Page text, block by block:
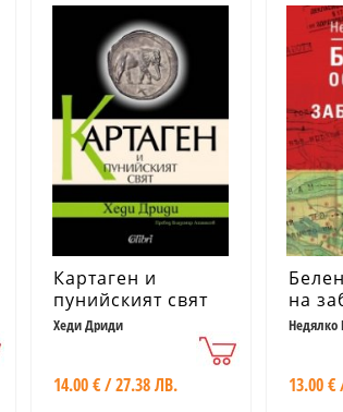
Картаген и
пунийският свят
Хеди Дриди
14.00 € / 27.38 ЛВ.
на
Недялко
13.00